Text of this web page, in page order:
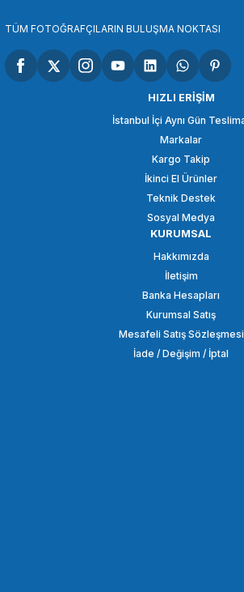
COMİCA
Comica CVM-DL-XLR Erkek 3.5mm TRS Alıcısı
SEPETE EKLE
Comica CVM-D-UC II 3.5mm TRS USB-C Ses
TÜM FOTOĞRAFÇILARIN BULUŞMA NOKTASI
HIZLI ERİŞİM
İstanbul İçi Aynı Gün
Markalar
Kargo Takip
İkinci El Ürünler
Teknik Destek
Sosyal Medya
KURUMSAL
Hakkımızda
İletişim
Banka Hesapları
Kurumsal Satış
Mesafeli Satış Sözleşmesi
İade / Değişim / İptal